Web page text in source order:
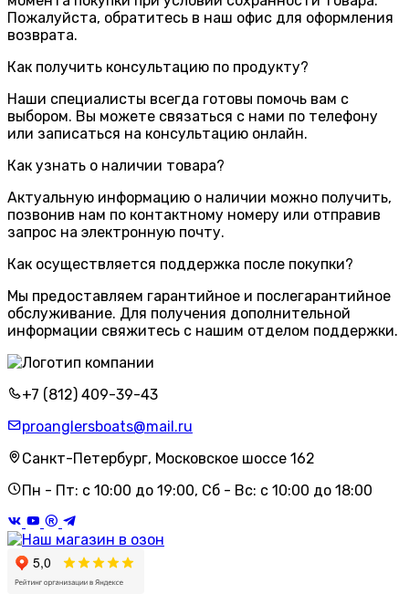
Пожалуйста, обратитесь в наш офис для оформления
возврата.
Как получить консультацию по продукту?
Наши специалисты всегда готовы помочь вам с
выбором. Вы можете связаться с нами по телефону
или записаться на консультацию онлайн.
Как узнать о наличии товара?
Актуальную информацию о наличии можно получить,
позвонив нам по контактному номеру или отправив
запрос на электронную почту.
Как осуществляется поддержка после покупки?
Мы предоставляем гарантийное и послегарантийное
обслуживание. Для получения дополнительной
информации свяжитесь с нашим отделом поддержки.
+7 (812) 409-39-43
proanglersboats@mail.ru
Санкт-Петербург, Московское шоссе 162
Пн - Пт: с 10:00 до 19:00, Сб - Вс: с 10:00 до 18:00